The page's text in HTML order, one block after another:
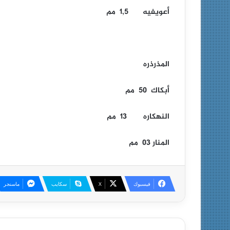
أعويفيه 1,5 مم
المذرذره
أبكاك 50 مم
النهكاره 13 مم
المنار 03 مم
فيسبوك X سكايب ماسنجر